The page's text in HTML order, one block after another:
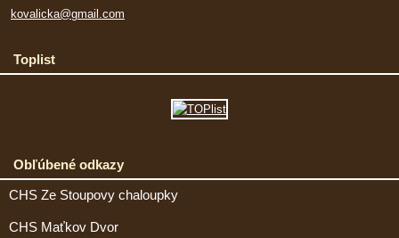
kovalicka@gmail.com
Toplist
Obľúbené odkazy
CHS Ze Stoupovy chaloupky
CHS Maťkov Dvor